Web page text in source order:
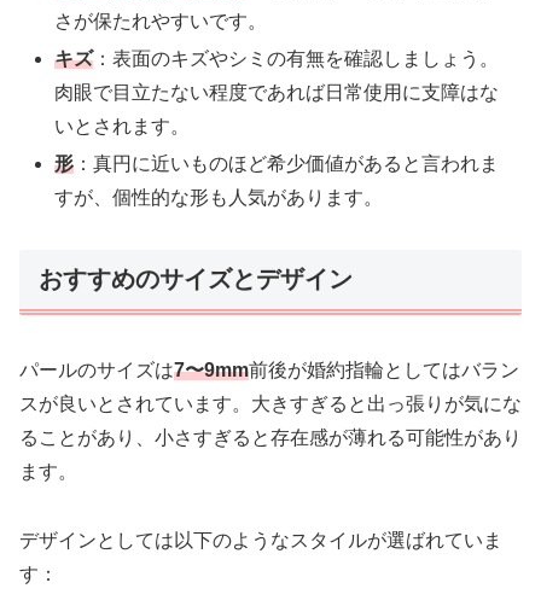
さが保たれやすいです。
キズ：表面のキズやシミの有無を確認しましょう。
肉眼で目立たない程度であれば日常使用に支障はな
いとされます。
形 ：真円に近いものほど希少価値があると言われま
すが、個性的な形も人気があります。
おすすめのサイズとデザイン
パールのサイズは7〜9mm前後が婚約指輪としてはバラン
スが良いとされています。大きすぎると出っ張りが気にな
ることがあり、小さすぎると存在感が薄れる可能性があり
ます。
デザインとしては以下のようなスタイルが選ばれていま
す：